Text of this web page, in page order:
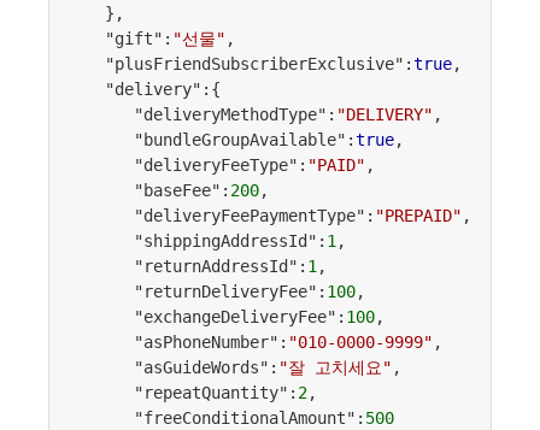
   },
   "gift":
"선물" ,
   "plusFriendSubscriberExclusive":
true,
   "delivery":{
      "deliveryMethodType":
"DELIVERY" ,
      "bundleGroupAvailable":
true,
      "deliveryFeeType":
"PAID" ,
      "baseFee":
200,
      "deliveryFeePaymentType":
"PREPAID" ,
      "shippingAddressId":
1,
      "returnAddressId":
1,
      "returnDeliveryFee":
100,
      "exchangeDeliveryFee":
100,
      "asPhoneNumber":
"010-0000-9999" ,
      "asGuideWords":
"잘 고치세요" ,
      "repeatQuantity":
2,
      "freeConditionalAmount":
500